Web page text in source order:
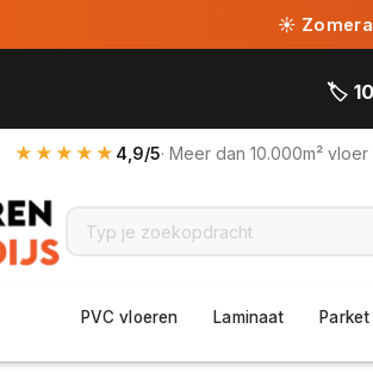
☀
🏷️
★★★★★ 4,9/5· Meer dan 10.000m²
PVC vloeren Laminaat Parket